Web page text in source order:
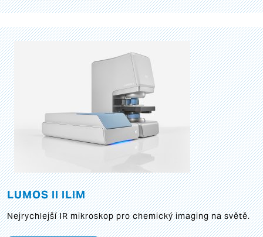
LUMOS II ILIM
Nejrychlejší IR mikroskop pro chemický imaging na světě.